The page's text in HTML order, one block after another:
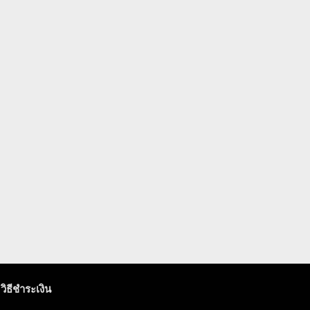
วิธีชำระเงิน